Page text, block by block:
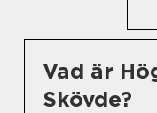
Vad är
Skövde?